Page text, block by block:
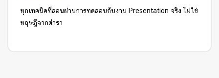
ทุกเทคนิคที่สอนผ่านการทดสอบกับงาน Presentation จริง ไม่ใช่
ทฤษฎีจากตำรา